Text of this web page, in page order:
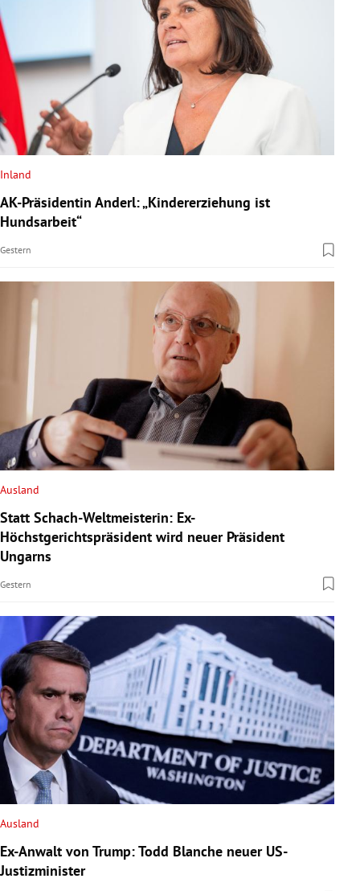
Inland
AK-Präsidentin Anderl: „Kindererziehung ist
Hundsarbeit“
Gestern
Ausland
Statt Schach-Weltmeisterin: Ex-
Höchstgerichtspräsident wird neuer Präsident
Ungarns
Gestern
Ausland
Ex-Anwalt von Trump: Todd Blanche neuer US-
Justizminister